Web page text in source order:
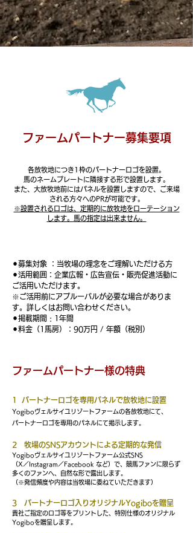
ファームパートナー募集要項
各放牧地につき1枠のパートナーロゴを設置。
馬のネームプレートに隣接する形で設置します。
また、大放牧地前にはパネルを設置しますので、
ご来場
される方々へのPRが可能です。
※設置されるロゴは、定期的に放牧地をローテーション
します。
馬の指定は出来ません。
⚫︎募集対象
：当牧場の理念をご理解いただける方
⚫︎活用範囲：企業広報・広告宣伝・販売促進活動に
ご活用いただけます。
※ご活用前にアプルーバルが必要な場合がありま
す。 詳しくはお問い合わせください。
⚫︎掲載期間 : 1年間
⚫︎料金（1馬房）：90万円 / 年額（税別）
ファームパートナー様の特典
1 パートナーロゴを専用パネルで放牧地に設置
​Yogiboヴェルサイユリゾートファームの各放牧地にて、
パートナーロゴを専用のパネルにて掲示します。
2 牧場のSNSアカウントによる定期的な発信
Yogiboヴェルサイユリゾートファーム公式SNS
（X／Instagram／Facebook など）で、 競馬ファンに限らず
多くのファンへ、 自然な形で露出します。
（※発信頻度や内容は当牧場に委ねていただきます）
3 パートナーロゴ入りオリジナルYogiboを贈呈
貴社ご指定のロゴ等をプリントした、特別仕様のオリジナル
Yogiboを贈呈します。